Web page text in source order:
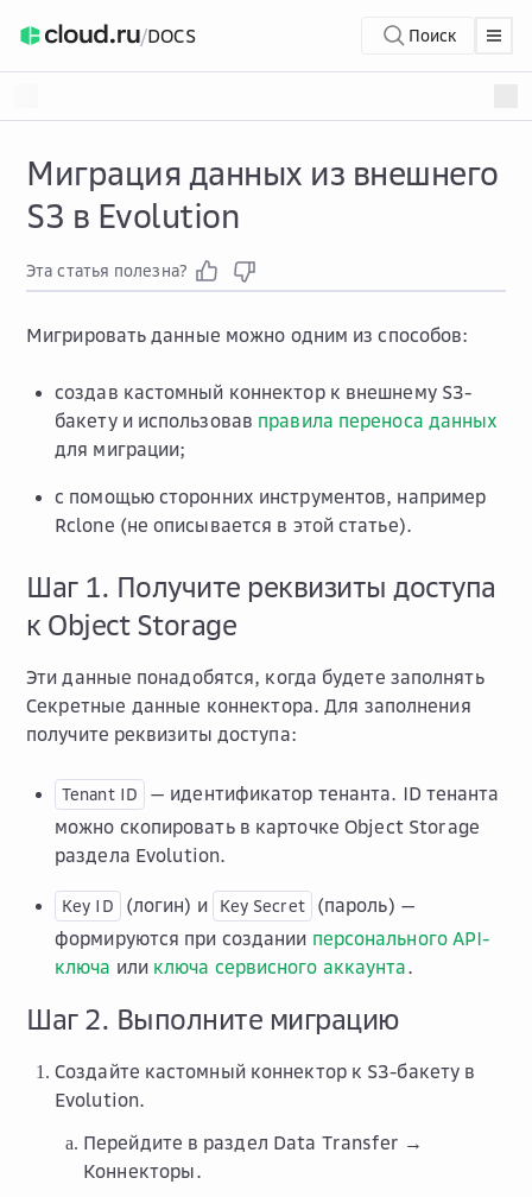
/DOCS Поиск
Миграция данных из внешнего
S3 в Evolution
Эта статья полезна?
Мигрировать данные можно одним из способов:
создав кастомный коннектор к внешнему S3-
бакету и использовав правила переноса данных
для миграции;
с помощью сторонних инструментов, например
Rclone (не описывается в этой статье).
Шаг 1. Получите реквизиты доступа
к Object Storage
Эти данные понадобятся, когда будете заполнять
Секретные данные коннектора. Для заполнения
получите реквизиты доступа:
Tenant ID
— идентификатор тенанта. ID тенанта
можно скопировать в карточке Object Storage
раздела Evolution.
Key ID (логин) и Key Secret
(пароль) —
формируются при создании персонального API-
ключа или ключа сервисного аккаунта.
Шаг 2. Выполните миграцию
Создайте кастомный коннектор к S3-бакету в
Evolution.
Перейдите в раздел Data Transfer →
Коннекторы.